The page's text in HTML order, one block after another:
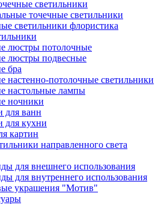
светильники
точечные светильники
светильники флористика
люстры потолочные
люстры подвесные
бра
настенно-потолочные светильники
настольные лампы
ночники
для ванн
для кухни
картин
направленного света
для внешнего использования
для внутреннего использования
украшения "Мотив"